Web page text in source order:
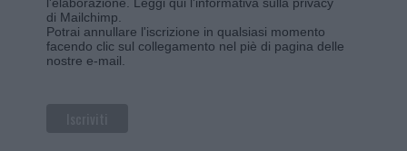
di Mailchimp
Potrai annullare l'iscrizione in qualsiasi momento
facendo clic sul collegamento nel piè di pagina delle
nostre e-mail.